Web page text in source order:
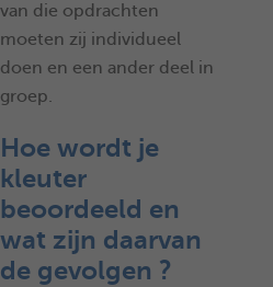
van die opdrachten
moeten zij individueel
doen en een ander deel in
groep.
Hoe wordt je
kleuter
beoordeeld en
wat zijn daarvan
de gevolgen ?